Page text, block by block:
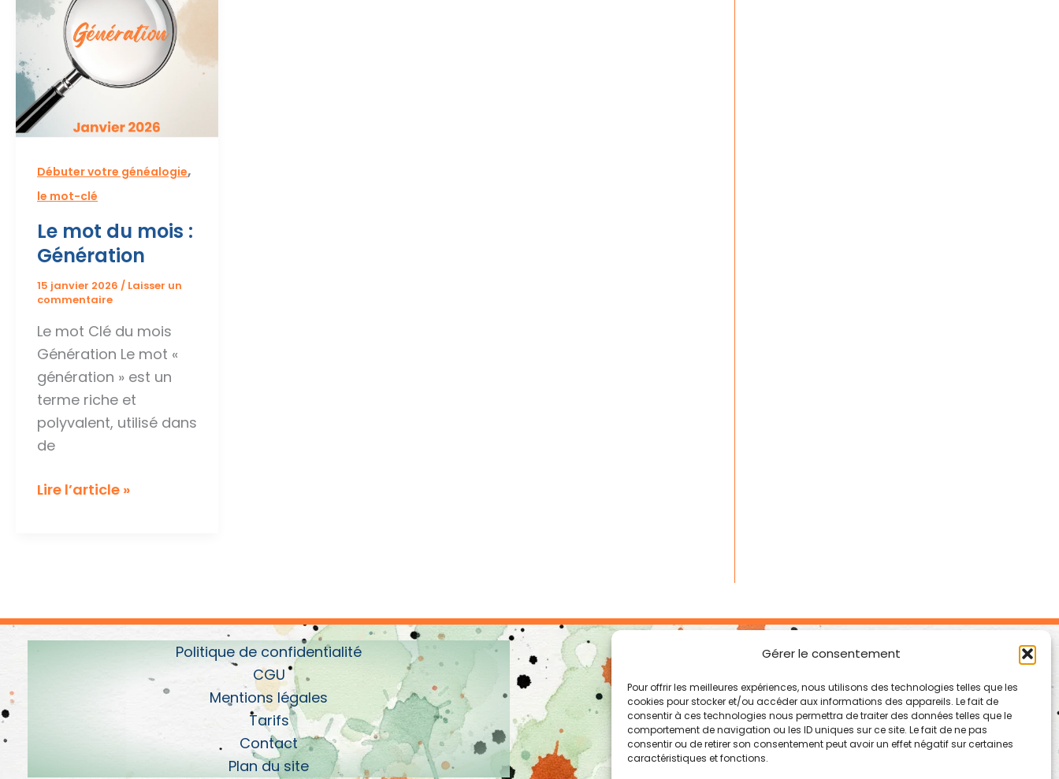
Gérer le consentement
Pour offrir les meilleures expériences, nous utilisons des technologies telles que les
cookies pour stocker et/ou accéder aux informations des appareils. Le fait de
consentir à ces technologies nous permettra de traiter des données telles que le
comportement de navigation ou les ID uniques sur ce site. Le fait de ne pas
consentir ou de retirer son consentement peut avoir un effet négatif sur certaines
caractéristiques et fonctions.
Débuter votre généalogie,
le mot-clé
Le mot du mois :
Génération
15 janvier 2026 / Laisser un
commentaire
Le mot Clé du mois
Génération Le mot «
génération » est un
terme riche et
polyvalent, utilisé dans
de
Le
Lire l’article »
Politique de confidentialité
CGU
Mentions légales
Tarifs
Contact
Plan du site